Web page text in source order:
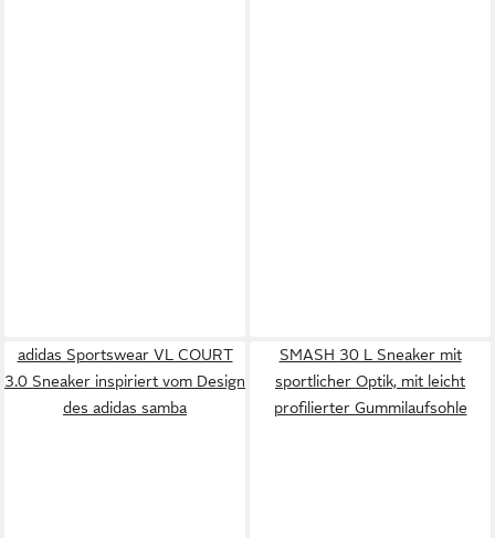
adidas Sportswear VL COURT
3.0 Sneaker inspiriert vom Design
des adidas samba
SMASH 30 L Sneaker mit
sportlicher Optik, mit leicht
profilierter Gummilaufsohle